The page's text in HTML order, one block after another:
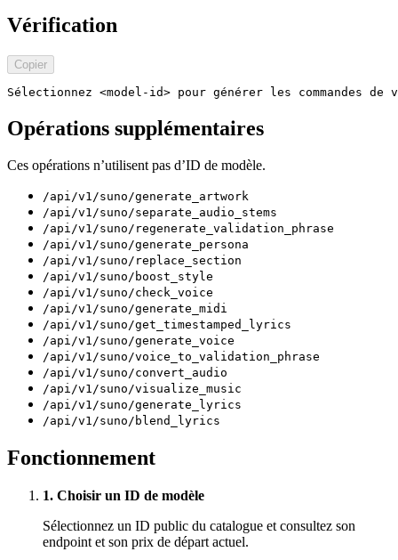
Vérification
Copier
Sélectionnez <model-id> pour générer les commandes
Opérations supplémentaires
Ces opérations n’utilisent pas d’ID de modèle.
/api/v1/suno/generate_artwork
/api/v1/suno/separate_audio_stems
/api/v1/suno/regenerate_validation_phrase
/api/v1/suno/generate_persona
/api/v1/suno/replace_section
/api/v1/suno/boost_style
/api/v1/suno/check_voice
/api/v1/suno/generate_midi
/api/v1/suno/get_timestamped_lyrics
/api/v1/suno/generate_voice
/api/v1/suno/voice_to_validation_phrase
/api/v1/suno/convert_audio
/api/v1/suno/visualize_music
/api/v1/suno/generate_lyrics
/api/v1/suno/blend_lyrics
Fonctionnement
1. Choisir un ID de modèle
Sélectionnez un ID public du catalogue et consultez son
endpoint et son prix de départ actuel.